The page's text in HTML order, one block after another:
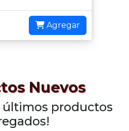
Agregar
Nuevos
últimos productos